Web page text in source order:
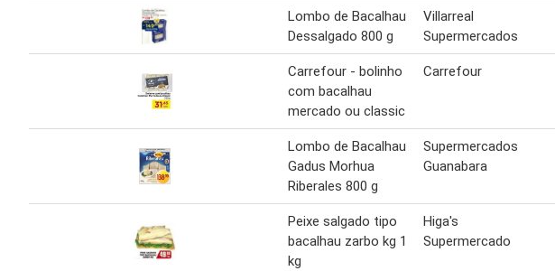
Lombo de Bacalhau
Dessalgado 800 g
Villarreal
Supermercados
Carrefour - bolinho
com bacalhau
mercado ou classic
Carrefour
Lombo de Bacalhau
Gadus Morhua
Riberales 800 g
Supermercados
Guanabara
Peixe salgado tipo
bacalhau zarbo kg 1
kg
Higa's
Supermercado